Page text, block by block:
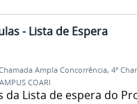
- Lista de Espera
Ampla Concorrência, 4º
COARI
Lista de espera do